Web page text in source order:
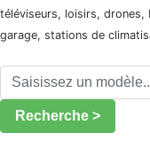
téléviseurs, loisirs, drones,
garage, stations de
Recherche >